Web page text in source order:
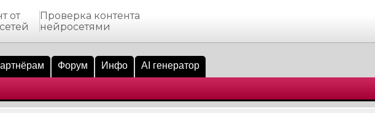
от
Проверка контента
нейросетями
Форум Инфо AI генератор